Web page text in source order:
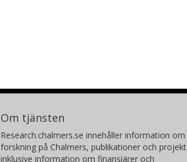
Om tjänsten
Research.chalmers.se innehåller information om
forskning på Chalmers, publikationer och projekt
inklusive information om finansiärer och